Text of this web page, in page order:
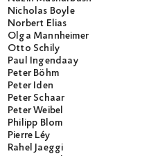
Nicholas Boyle
Norbert Elias
Olga Mannheimer
Otto Schily
Paul Ingendaay
Peter Böhm
Peter Iden
Peter Schaar
Peter Weibel
Philipp Blom
Pierre Léy
Rahel Jaeggi